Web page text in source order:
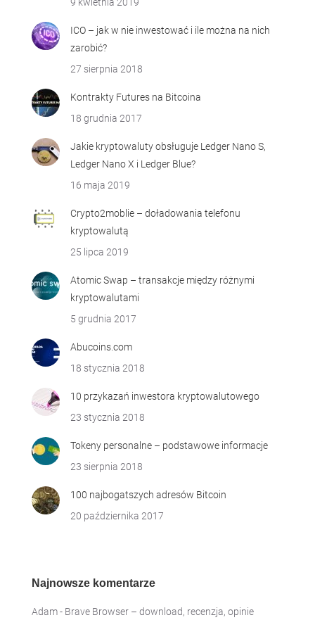
ICO – jak w nie inwestować i ile można na nich
zarobić?
27 sierpnia 2018
Kontrakty Futures na Bitcoina
18 grudnia 2017
Jakie kryptowaluty obsługuje Ledger Nano S,
Ledger Nano X i Ledger Blue?
16 maja 2019
Crypto2moblie – doładowania telefonu
kryptowalutą
25 lipca 2019
Atomic Swap – transakcje między różnymi
kryptowalutami
5 grudnia 2017
Abucoins.com
18 stycznia 2018
10 przykazań inwestora kryptowalutowego
23 stycznia 2018
Tokeny personalne – podstawowe informacje
23 sierpnia 2018
100 najbogatszych adresów Bitcoin
20 października 2017
Najnowsze komentarze
Adam- Brave Browser – download, recenzja, opinie